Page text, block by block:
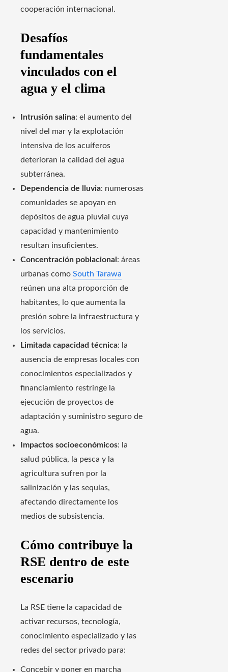
cooperación internacional.
Desafíos
fundamentales
vinculados con el
agua y el clima
Intrusión salina: el aumento del
nivel del mar y la explotación
intensiva de los acuíferos
deterioran la calidad del agua
subterránea.
Dependencia de lluvia: numerosas
comunidades se apoyan en
depósitos de agua pluvial cuya
capacidad y mantenimiento
resultan insuficientes.
Concentración poblacional : áreas
urbanas como South Tarawa
reúnen una alta proporción de
habitantes, lo que aumenta la
presión sobre la infraestructura y
los servicios.
Limitada capacidad técnica: la
ausencia de empresas locales con
conocimientos especializados y
financiamiento restringe la
ejecución de proyectos de
adaptación y suministro seguro de
agua.
Impactos socioeconómicos: la
salud pública, la pesca y la
agricultura sufren por la
salinización y las sequías,
afectando directamente los
medios de subsistencia.
Cómo contribuye la
RSE dentro de este
escenario
La RSE tiene la capacidad de
activar recursos, tecnología,
conocimiento especializado y las
redes del sector privado para:
Concebir y poner en marcha